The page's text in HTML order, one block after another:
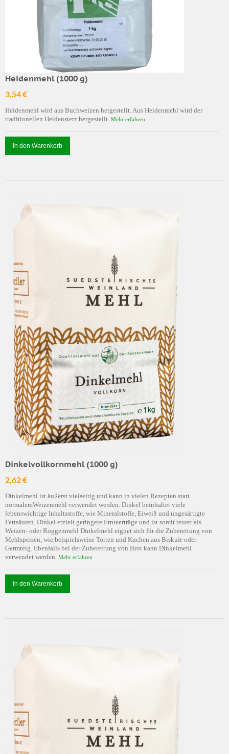
Heidenmehl (1000 g)
3,54 €
Heidenmehl wird aus Buchweizen hergestellt. Aus Heidenmehl wird der
traditionellen Heidensterz hergestellt. Mehr erfahren
In den Warenkorb
Dinkelvollkornmehl (1000 g)
2,62 €
Dinkelmehl ist äußerst vielseitig und kann in vielen Rezepten statt
normalemWeizenmehl verwendet werden. Dinkel beinhaltet viele
lebenswichtige Inhaltsstoffe, wie Mineralstoffe, Eiweiß und ungesättigte
Fettsäuren. Dinkel erzielt geringere Ernteerträge und ist somit teurer als
Weizen- oder Roggenmehl Dinkelmehl eignet sich für die Zubereitung von
Mehlspeisen, wie beispielsweise Torten und Kuchen aus Biskuit-oder
Germteig. Ebenfalls bei der Zubereitung von Brot kann Dinkelmehl
verwendet werden. Mehr erfahren
In den Warenkorb